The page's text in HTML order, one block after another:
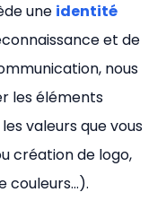
une identité
et de
nous
les éléments
valeurs que vous
création de logo,
couleurs…).